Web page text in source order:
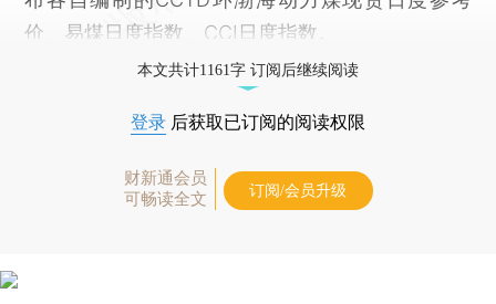
价、易煤日度指数、CCI日度指数。
本文共计1161字 订阅后继续阅读
登录 后获取已订阅的阅读权限
财新通会员
可畅读全文
订阅/会员升级